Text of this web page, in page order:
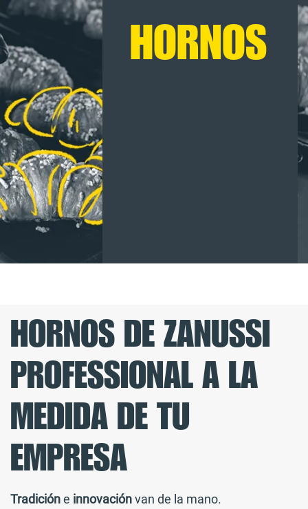
HORNOS
HORNOS DE ZANUSSI
PROFESSIONAL A LA
MEDIDA DE TU
EMPRESA
Tradición e innovación van de la mano.